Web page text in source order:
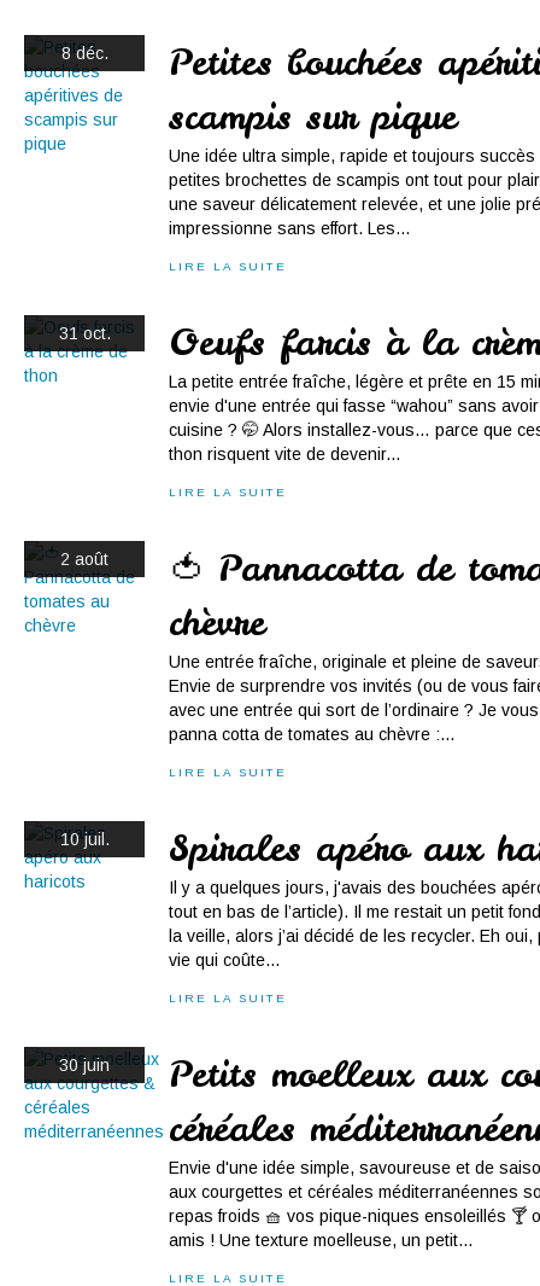
8 déc.
Petites bouchées
scampis sur pique
Une idée ultra simple, rapide et toujours succès
petites brochettes de scampis ont tout pour
une saveur délicatement relevée, et une jolie
impressionne sans effort. Les...
LIRE LA SUITE
31 oct. Oeufs farcis à la
La petite entrée fraîche, légère et prête en 15
envie d'une entrée qui fasse “wahou” sans
cuisine ? 🤭 Alors installez-vous… parce que
thon risquent vite de devenir...
LIRE LA SUITE
2 août
🍅 Pannacotta de
chèvre
Une entrée fraîche, originale et pleine de
Envie de surprendre vos invités (ou de vous
avec une entrée qui sort de l’ordinaire ? Je
panna cotta de tomates au chèvre :...
LIRE LA SUITE
10 juil. Spirales apéro aux
Il y a quelques jours, j'avais des bouchées
tout en bas de l’article). Il me restait un petit
la veille, alors j’ai décidé de les recycler. Eh
vie qui coûte...
LIRE LA SUITE
30 juin
Petits moelleux aux
céréales
Envie d'une idée simple, savoureuse et de
aux courgettes et céréales méditerranéennes
repas froids 🧺 vos pique-niques ensoleillés 🍸
amis ! Une texture moelleuse, un petit...
LIRE LA SUITE